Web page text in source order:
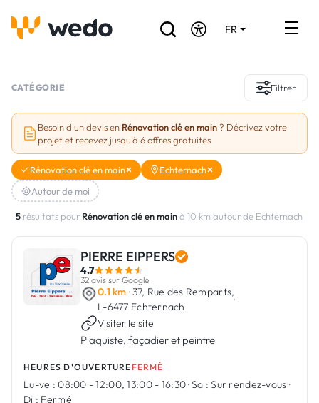
FR
Réalisations
Aides et subventions
Offres d'emploi
Vous êtes un Artisan ?
Connexion
CATÉGORIE Filtrer
Besoin d'un devis en Rénovation clé en main ? Décrivez votre
projet et recevez jusqu'à 6 offres gratuites
Rénovation clé en main
Echternach
Autour de moi
5 résultats pour Rénovation clé en mainà 10 km autour de Echternach
PIERRE EIPPERS
4.7
32 avis sur Google
0.1 km · 37, Rue des Remparts,
L-6477 Echternach
·
Visiter le site
Plaquiste, façadier et peintre
HEURES D'OUVERTURE FERMÉ
Lu-ve : 08:00 - 12:00, 13:00 - 16:30·Sa : Sur rendez-vous ·
Di : Fermé